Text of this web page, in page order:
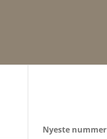
Nyeste nummer